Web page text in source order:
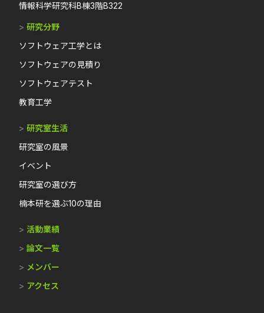
情報科学研究科B棟3階B322
> 研究分野
ソフトウェア工学とは
ソフトウェアの見積り
ソフトウェアテスト
教育工学
> 研究室生活
研究室の風景
イベント
研究室の選び方
楠本研を選ぶ10の理由
> 活動業績
> 論文一覧
> メンバー
> アクセス